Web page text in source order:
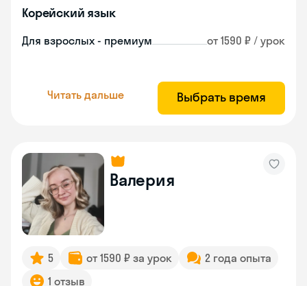
Корейский язык
Для взрослых - премиум от 1590 ₽ / урок
Читать дальше Выбрать время
Валерия
5 от 1590 ₽ за урок
2 года опыта
1 отзыв